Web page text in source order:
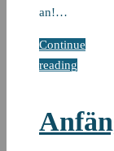
an!…
Continue
reading